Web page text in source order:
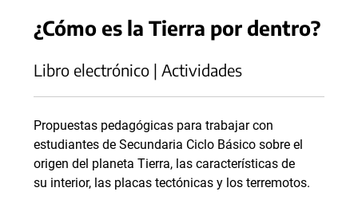
¿Cómo es la Tierra por dentro?
Libro electrónico | Actividades
Propuestas pedagógicas para trabajar con
estudiantes de Secundaria Ciclo Básico sobre el
origen del planeta Tierra, las características de
su interior, las placas tectónicas y los terremotos.